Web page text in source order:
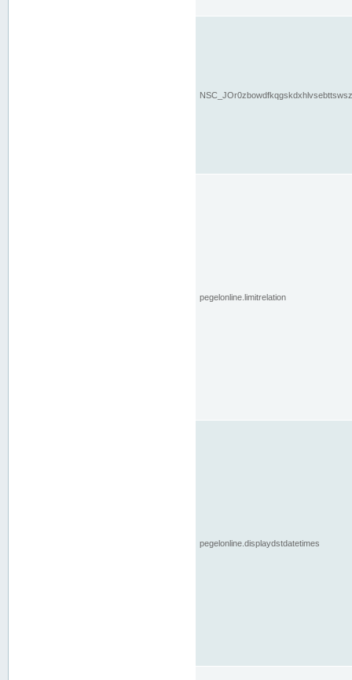
pegelonline.limitrelation
pegelonline.displaydstdatetimes